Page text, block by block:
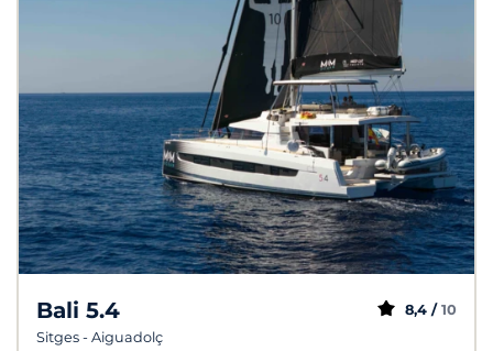
Bali 5.4
Sitges - Aiguadolç
8,4 / 10